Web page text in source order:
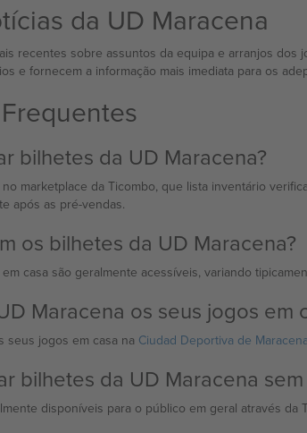
da UD Maracena
recentes sobre assuntos da equipa e arranjos
e fornecem a informação mais imediata para os
bilhetes da UD Maracena?
marketplace da Ticombo, que lista inventário
após as pré-vendas.
os bilhetes da UD Maracena?
casa são geralmente acessíveis, variando
Maracena os seus jogos em
seus jogos em casa na Ciudad Deportiva de Maracena
bilhetes da UD Maracena
disponíveis para o público em geral através